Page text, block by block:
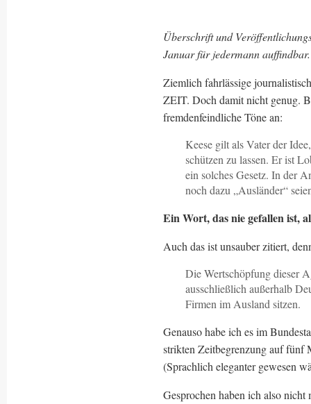
Überschrift und
Januar für jedermann auffindbar.
Ziemlich fahrlässige
ZEIT. Doch damit nicht genug.
fremdenfeindliche Töne an:
Keese gilt als Vater der
schützen zu lassen. Er ist
ein solches Gesetz. In der
noch dazu „Ausländer“
Ein Wort, das nie gefallen ist,
Auch das ist unsauber zitiert,
Die Wertschöpfung dieser
ausschließlich außerhalb
Firmen im Ausland sitzen.
Genauso habe ich es im
strikten Zeitbegrenzung auf fünf
(Sprachlich eleganter gewesen
Gesprochen haben ich also